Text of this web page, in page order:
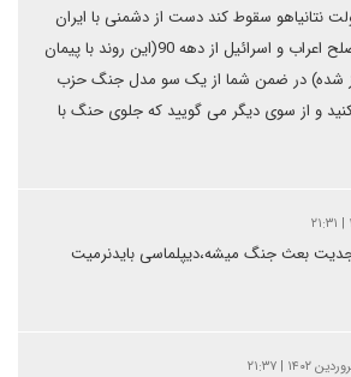
نتانیاهو سقوط کند دست از دشمنی با ایران
برمی دارد) - ادعای آغاز صلح اعراب و اسرائیل از دهه 90(این روند با پیمان
در 1978 آغاز شده) در ضمن شما از یک سو مدل جنگ حزب
کنید و از سوی دیگر می گویید که جلوی حنگ با
جدیت بعث جنگ میشه،دیپلماسی بایدنرمیت